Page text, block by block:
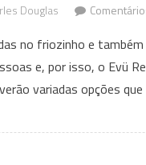
Douglas
no friozinho e
e, por isso, o Evü
variadas opções